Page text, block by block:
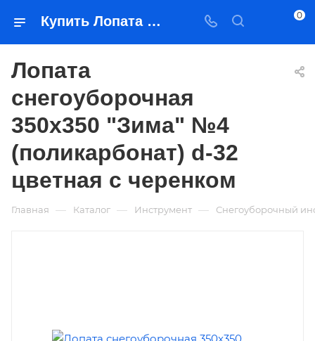
Купить Лопата снегоуборочная 350x350 "Зима" №4 (поликарбонат) d-32 цветная с черенком в Якутске — цена, характеристики, подбор | Востоктехторг 0
Лопата
снегоуборочная
350x350 "Зима" №4
(поликарбонат) d-32
цветная с черенком
Главная — Каталог — Инструмент — Снегоуборочный